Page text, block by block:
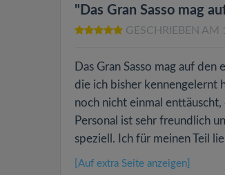
"Das Gran Sasso mag
GESCHRIEBEN AM
Das Gran Sasso mag auf
die ich bisher kennengelernt
noch nicht einmal
Personal ist sehr freundlich
speziell. Ich für meinen Teil
[Auf extra Seite anzeigen]